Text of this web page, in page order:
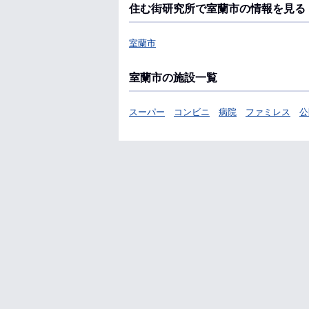
住む街研究所で室蘭市の情報を見る
室蘭市
室蘭市の施設一覧
スーパー コンビニ 病院 ファミレス